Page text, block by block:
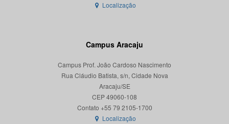
Localização
Campus Aracaju
Campus Prof. João Cardoso Nascimento
Rua Cláudio Batista, s/n, Cidade Nova
Aracaju/SE
CEP 49060-108
Localização